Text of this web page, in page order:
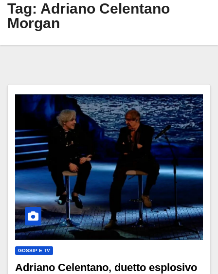
Tag: Adriano Celentano
Morgan
GOSSIP E TV
Adriano Celentano, duetto esplosivo